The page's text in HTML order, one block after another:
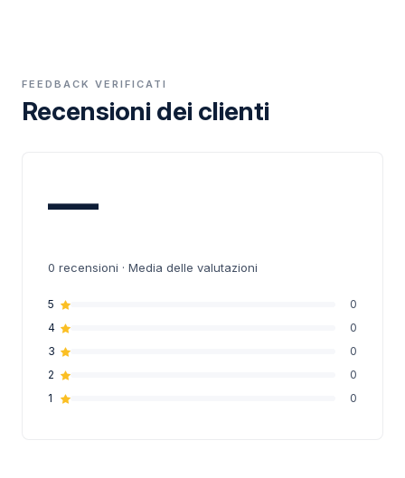
FEEDBACK VERIFICATI
Recensioni dei clienti
—
0 recensioni · Media delle valutazioni
5
0
4
0
3
0
2
0
1
0